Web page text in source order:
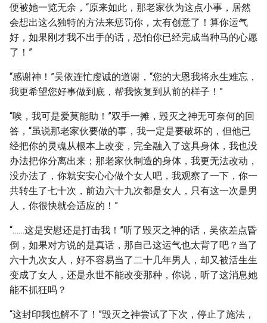
便被她一览无余，“原来如此，那老家伙为这点小事，居然
会想出这么独特的方法来惩罚你，太有创意了！算你运气
好，如果刚才我不出手的话，恐怕你已经完成当种马的心愿
了！”
“感谢神！”吴依连忙虔诚的道谢，“您的大恩我将永生难忘，
我更希望您好事做到底，帮我恢复到从前的样子！”
“唉，我可是爱莫能助！”双手一摊，毁灭之神无可奈何的回
答，“虽说那老家伙要做的事，我一定是要破坏的，但他已
经把你的灵魂从根本上改变，完全融入了这具身体，我也没
办法把你分离出来；那老家伙制造的身体，我更无法改动，
没办法了，你就安安心心做个女人吧，我观察了一下，你一
共转生了七十次，前边六十九次都是女人，只有这一次是男
人，你很快就会适应的！”
“……这是安慰还是打击我！”听了毁灭之神的话，吴依差点昏
倒，如果对方说的是真话，那自己这运气也太背了吧？当了
六十九次女人，好不容易当了二十几年男人，却又被活生生
变成了女人，还是永世不能改变那种，你说，听了这消息她
能不抓狂吗？
“这封印我也解不了！”毁灭之神尝试了下次，停止了施法，